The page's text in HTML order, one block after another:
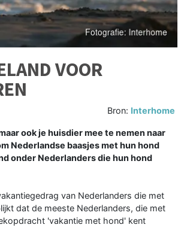
VOOR
Bron: Interhome
ook je huisdier mee te nemen naar
Nederlandse baasjes met hun hond
onder Nederlanders die hun hond
van Nederlanders die met
dat de meeste Nederlanders, die met
'vakantie met hond' kent